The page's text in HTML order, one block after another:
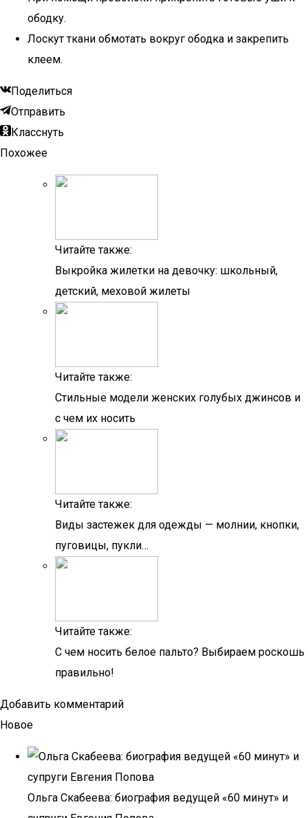
ободку.
Лоскут ткани обмотать вокруг ободка и закрепить
клеем.
Поделиться
Отправить
Класснуть
Похожее
Читайте также:
Выкройка жилетки на девочку: школьный,
детский, меховой жилеты
Читайте также:
Стильные модели женских голубых джинсов и
с чем их носить
Читайте также:
Виды застежек для одежды — молнии, кнопки,
пуговицы, пукли…
Читайте также:
С чем носить белое пальто? Выбираем роскошь
правильно!
Добавить комментарий
Новое
Ольга Скабеева: биография ведущей «60 минут» и